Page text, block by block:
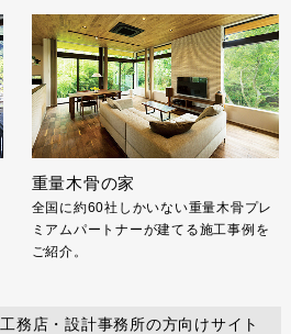
重量木骨の家
全国に約60社しかいない重量木骨プレ
ミアムパートナーが建てる施工事例を
ご紹介。
工務店・設計事務所の方向けサイト